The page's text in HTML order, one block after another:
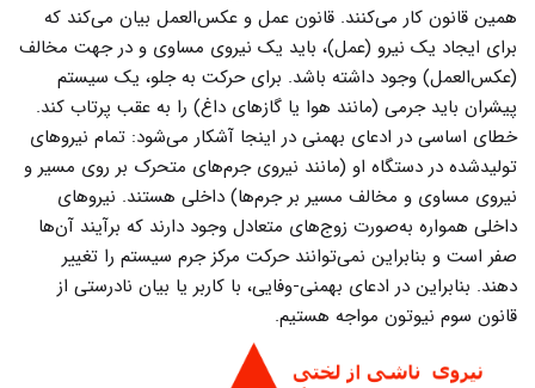
همین قانون کار می‌کنند. قانون عمل و عکس‌العمل بیان می‌کند که
برای ایجاد یک نیرو (عمل)، باید یک نیروی مساوی و در جهت مخالف
(عکس‌العمل) وجود داشته باشد. برای حرکت به جلو، یک سیستم
پیشران باید جرمی (مانند هوا یا گازهای داغ) را به عقب پرتاب کند.
خطای اساسی در ادعای بهمنی در اینجا آشکار می‌شود: تمام نیروهای
تولیدشده در دستگاه او (مانند نیروی جرم‌های متحرک بر روی مسیر و
نیروی مساوی و مخالف مسیر بر جرم‌ها) داخلی هستند. نیروهای
داخلی همواره به‌صورت زوج‌های متعادل وجود دارند که برآیند آن‌ها
صفر است و بنابراین نمی‌توانند حرکت مرکز جرم سیستم را تغییر
دهند. بنابراین در ادعای بهمنی-وفایی، با کاربر یا بیان نادرستی از
قانون سوم نیوتون مواجه هستیم.